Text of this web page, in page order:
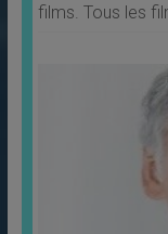
films. Tous les